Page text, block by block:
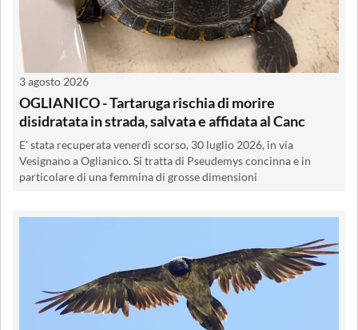
3 agosto 2026
OGLIANICO - Tartaruga rischia di morire
disidratata in strada, salvata e affidata al Canc
E' stata recuperata venerdì scorso, 30 luglio 2026, in via
Vesignano a Oglianico. Si tratta di Pseudemys concinna e in
particolare di una femmina di grosse dimensioni